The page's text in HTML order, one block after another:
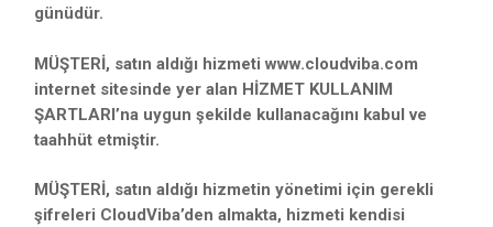
günüdür.
MÜŞTERİ, satın aldığı hizmeti www.cloudviba.com
internet sitesinde yer alan HİZMET KULLANIM
ŞARTLARI’na uygun şekilde kullanacağını kabul ve
taahhüt etmiştir.
MÜŞTERİ, satın aldığı hizmetin yönetimi için gerekli
şifreleri CloudViba’den almakta, hizmeti kendisi